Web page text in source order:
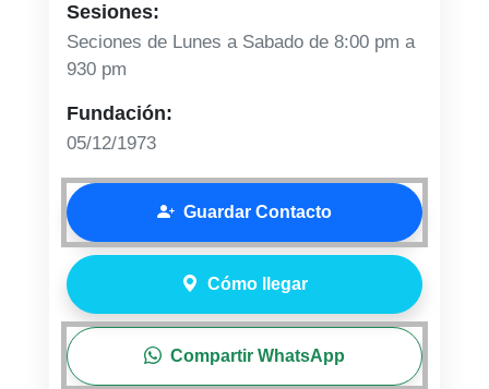
Sesiones:
Seciones de Lunes a Sabado de 8:00 pm a
930 pm
Fundación:
05/12/1973
Guardar Contacto
Cómo llegar
Compartir WhatsApp